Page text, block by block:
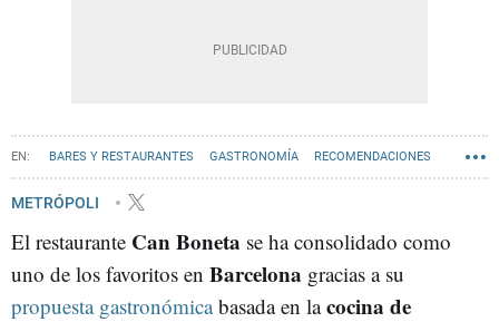
BARES Y RESTAURANTES GASTRONOMÍA RECOMENDACIONES
METRÓPOLI
El restaurante Can Boneta se ha consolidado como
uno de los favoritos en Barcelona gracias a su
propuesta gastronómicabasada en lacocina de